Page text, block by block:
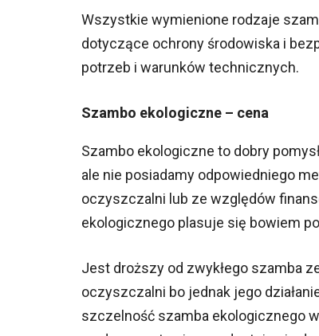
Wszystkie wymienione rodzaje
dotyczące ochrony środowiska i
potrzeb i warunków technicznych.
Szambo ekologiczne – cena
Szambo ekologiczne to dobry
ale nie posiadamy odpowiedniego
oczyszczalni lub ze względów
ekologicznego plasuje się bowiem
Jest droższy od zwykłego szamba
oczyszczalni bo jednak jego
szczelność szamba ekologicznego